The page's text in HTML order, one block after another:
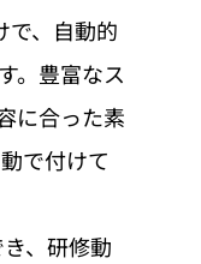
で、自動的
。豊富なス
に合った素
で付けて
、研修動